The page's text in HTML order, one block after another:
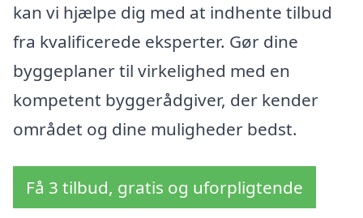
kan vi hjælpe dig med at indhente tilbud
fra kvalificerede eksperter. Gør dine
byggeplaner til virkelighed med en
kompetent byggerådgiver, der kender
området og dine muligheder bedst.
Få 3 tilbud, gratis og uforpligtende